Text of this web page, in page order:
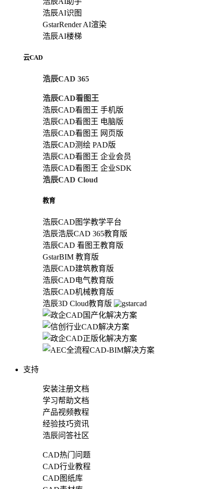
浩辰AI识图
GstarRender AI渲染
浩辰AI楼梯
云CAD
浩辰CAD 365
浩辰CAD看图王
浩辰CAD看图王 手机版
浩辰CAD看图王 电脑版
浩辰CAD看图王 网页版
浩辰CAD测绘 PAD版
浩辰CAD看图王 企业会员
浩辰CAD看图王 企业SDK
浩辰CAD Cloud
教育
浩辰CAD图学教学平台
浩辰浩辰CAD 365教育版
浩辰CAD 看图王教育版
GstarBIM 教育版
浩辰CAD建筑教育版
浩辰CAD电气教育版
浩辰CAD机械教育版
浩辰3D Cloud教育版
支持
安装注册文档
学习帮助文档
产品视频教程
经验技巧资讯
浩辰问答社区
CAD热门问题
CAD行业教程
CAD图纸库